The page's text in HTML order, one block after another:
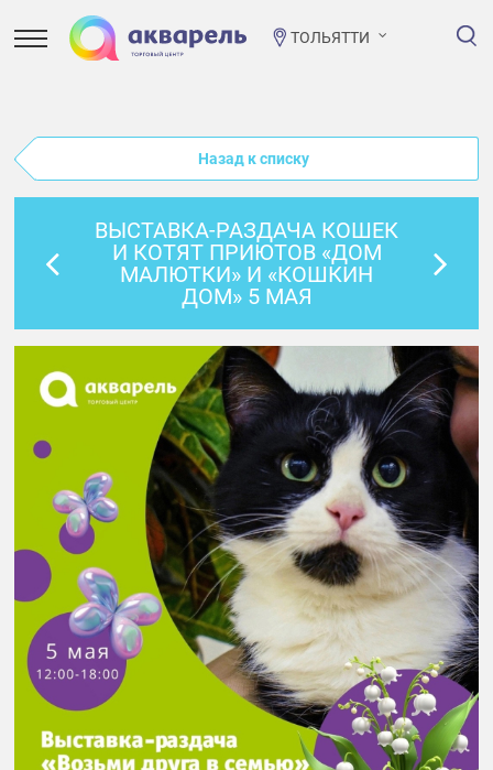
ТОЛЬЯТТИ
Назад к списку
ВЫСТАВКА-РАЗДАЧА КОШЕК
И КОТЯТ ПРИЮТОВ «ДОМ
МАЛЮТКИ» И «КОШКИН
ДОМ» 5 МАЯ